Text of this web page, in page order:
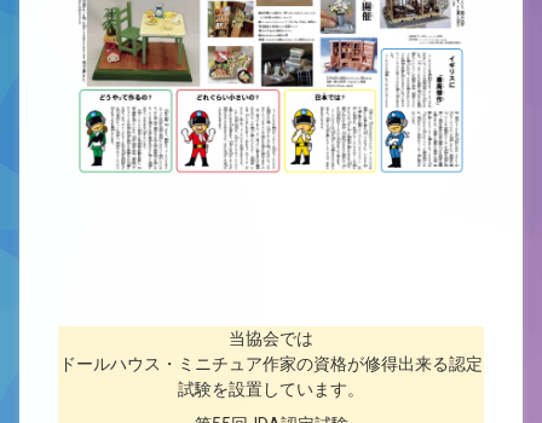
当協会では
ドールハウス・ミニチュア作家の資格が修得出来る認定
試験を設置しています。